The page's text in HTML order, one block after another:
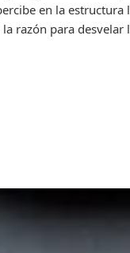
en la
razón para desvelar